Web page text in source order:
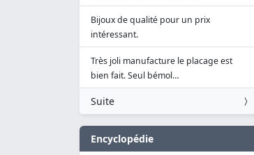
Bijoux de qualité pour un prix
intéressant.
Très joli manufacture le placage est
bien fait. Seul bémol…
Suite
Encyclopédie